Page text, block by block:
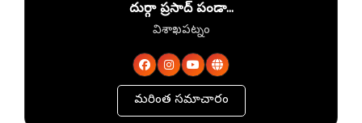
దుర్గా ప్రసాద్ పండా...
విశాఖపట్నం
మరింత సమాచారం